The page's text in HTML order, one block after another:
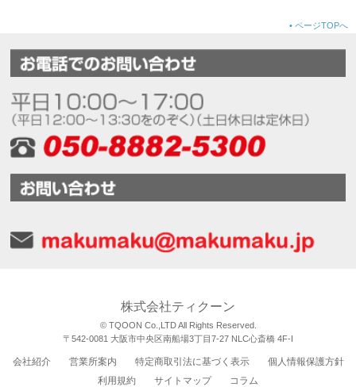
• ページTOPへ
株式会社ティクーン
© TQOON Co.,LTD All Rights Reserved.
〒542-0081 大阪市中央区南船場3丁目7-27 NLC心斎橋 4F-I
会社紹介 営業所案内 特定商取引法に基づく表示
個人情報保護方針
利用規約
サイトマップ コラム